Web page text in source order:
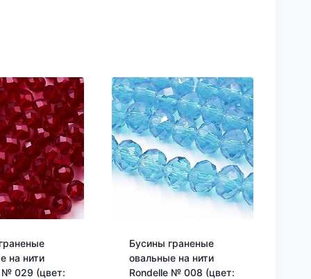
на нити
№ 029 (цвет:
Бусины граненые
овальные на нити
Rondelle № 008 (цвет: